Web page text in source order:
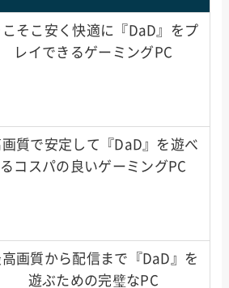
こそこ安く快適に『DaD』をプ
レイできるゲーミングPC
画質で安定して『DaD』を遊べ
るコスパの良いゲーミングPC
高画質から配信まで『DaD』を
遊ぶための完璧なPC